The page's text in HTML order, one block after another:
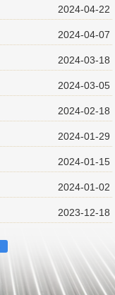
2024-04-22
2024-04-07
2024-03-18
2024-03-05
2024-02-18
2024-01-29
2024-01-15
2024-01-02
2023-12-18